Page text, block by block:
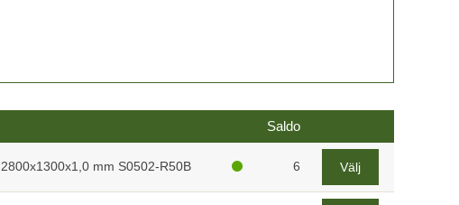
Saldo
2800x1300x1,0 mm S0502-R50B 6 Välj